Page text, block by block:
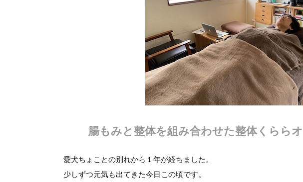
腸もみと整体を組み合わせた整体くらら
愛犬ちょことの別れから１年が経ちました。
少しずつ元気も出てきた今日この頃です。